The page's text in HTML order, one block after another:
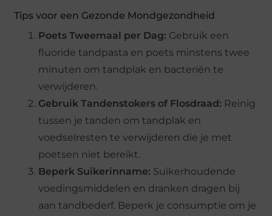
Tips voor een Gezonde Mondgezondheid
Poets Tweemaal per Dag: Gebruik een
fluoride tandpasta en poets minstens twee
minuten om tandplak en bacteriën te
verwijderen.
Gebruik Tandenstokers of Flosdraad: Reinig
tussen je tanden om tandplak en
voedselresten te verwijderen die je met
poetsen niet bereikt.
Beperk Suikerinname: Suikerhoudende
voedingsmiddelen en dranken dragen bij
aan tandbederf. Beperk je consumptie om je